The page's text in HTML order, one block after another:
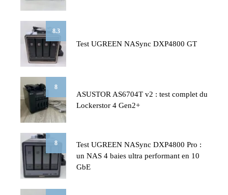
8.3
Test UGREEN NASync DXP4800 GT
8
ASUSTOR AS6704T v2 : test complet du
Lockerstor 4 Gen2+
8
Test UGREEN NASync DXP4800 Pro :
un NAS 4 baies ultra performant en 10
GbE